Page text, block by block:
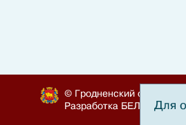
© Гродненский
Разработка БЕЛТА Для